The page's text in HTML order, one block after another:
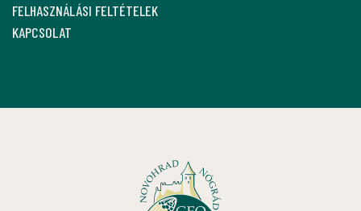
FELHASZNÁLÁSI FELTÉTELEK
KAPCSOLAT